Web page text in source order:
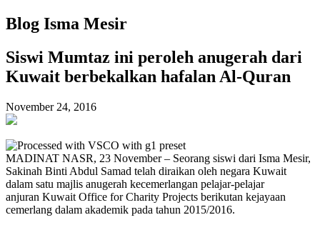
Blog Isma Mesir
Siswi Mumtaz ini peroleh anugerah dari
Kuwait berbekalkan hafalan Al-Quran
November 24, 2016
MADINAT NASR, 23 November – Seorang siswi dari Isma Mesir,
Sakinah Binti Abdul Samad telah diraikan oleh negara Kuwait
dalam satu majlis anugerah kecemerlangan pelajar-pelajar
anjuran Kuwait Office for Charity Projects berikutan kejayaan
cemerlang dalam akademik pada tahun 2015/2016.